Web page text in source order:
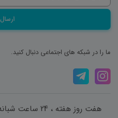
ما را در شبکه های اجتماعی دنبال کنید.
هفت روز هفته ، 24 ساعت شبانه‌روز پاسخگوی شما هستیم.